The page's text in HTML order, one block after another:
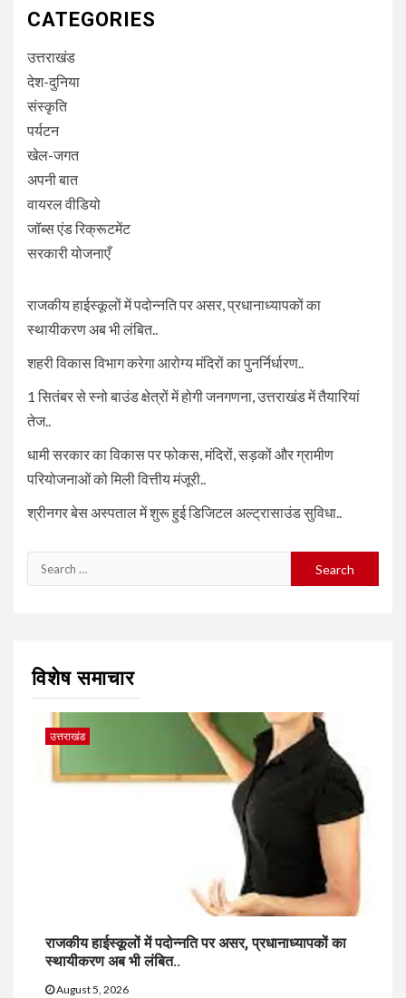
CATEGORIES
उत्तराखंड
देश-दुनिया
संस्कृति
पर्यटन
खेल-जगत
अपनी बात
वायरल वीडियो
जॉब्स एंड रिक्रूटमेंट
सरकारी योजनाएँ
राजकीय हाईस्कूलों में पदोन्नति पर असर, प्रधानाध्यापकों का
स्थायीकरण अब भी लंबित..
शहरी विकास विभाग करेगा आरोग्य मंदिरों का पुनर्निर्धारण..
1 सितंबर से स्नो बाउंड क्षेत्रों में होगी जनगणना, उत्तराखंड में तैयारियां
तेज..
धामी सरकार का विकास पर फोकस, मंदिरों, सड़कों और ग्रामीण
परियोजनाओं को मिली वित्तीय मंजूरी..
श्रीनगर बेस अस्पताल में शुरू हुई डिजिटल अल्ट्रासाउंड सुविधा..
Search
for:
विशेष समाचार
उत्तराखंड
राजकीय हाईस्कूलों में पदोन्नति पर असर, प्रधानाध्यापकों का
स्थायीकरण अब भी लंबित..
August 5, 2026